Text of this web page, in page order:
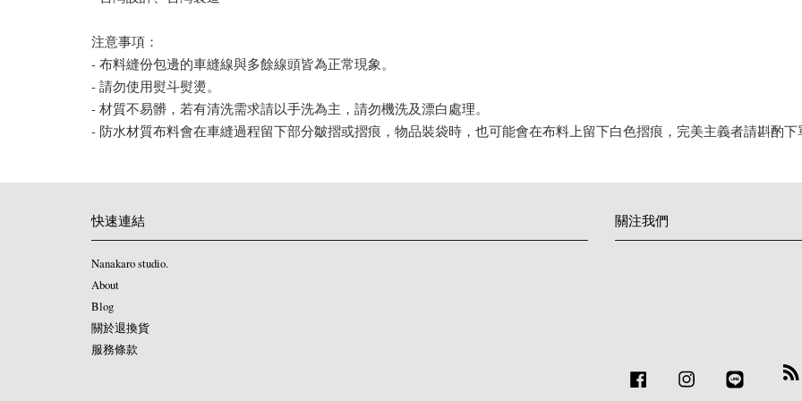
注意事項：
- 布料縫份包邊的車縫線與多餘線頭皆為正常現象。
- 請勿使用熨斗熨燙。
- 材質不易髒，若有清洗需求請以手洗為主，請勿機洗及漂白處理。
- 防水材質布料會在車縫過程留下部分皺摺或摺痕，物品裝袋時，也可能會在布料上留下白色摺痕，完美主義者請斟酌下
快速連結
Nanakaro studio.
About
Blog
關於退換貨
服務條款
關注我們